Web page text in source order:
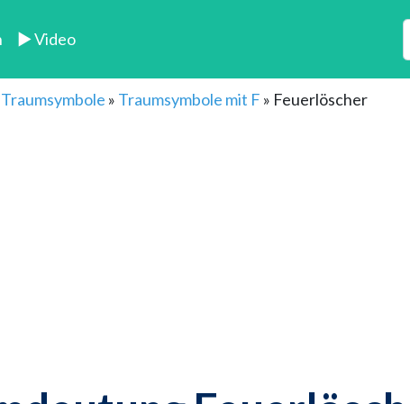
► Video
» Traumsymbole mit F » Feuerlöscher